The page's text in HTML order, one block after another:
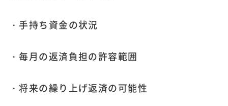
・手持ち資金の状況
・毎月の返済負担の許容範囲
・将来の繰り上げ返済の可能性